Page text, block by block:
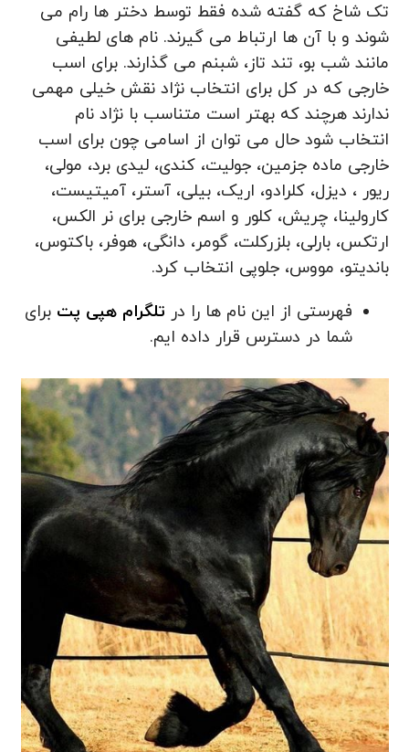
تک شاخ که گفته شده فقط توسط دختر ها رام می
شوند و با آن ها ارتباط می گیرند. نام های لطیفی
مانند شب بو، تند تاز، شبنم می گذارند. برای اسب
خارجی که در کل برای انتخاب نژاد نقش خیلی مهمی
ندارند هرچند که بهتر است متناسب با نژاد نام
انتخاب شود حال می توان از اسامی چون برای اسب
خارجی ماده جزمین، جولیت، کندی، لیدی برد، مولی،
ریور ، دیزل، کلرادو، اریک، بیلی، آستر، آمیتیست،
کارولینا، چریش، کلور و اسم خارجی برای نر الکس،
ارتکس، بارلی، بلزرکلت، گومر، دانگی، هوفر، باکتوس،
باندیتو، مووس، جلوپی انتخاب کرد.
فهرستی از این نام ها را در تلگرام هپی پت برای
شما در دسترس قرار داده ایم.